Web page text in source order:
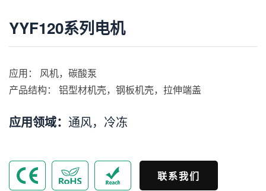
YYF120系列电机
应用： 风机，碳酸泵
产品结构： 铝型材机壳，钢板机壳，拉伸端盖
应用领域： 通风，冷冻
联系我们